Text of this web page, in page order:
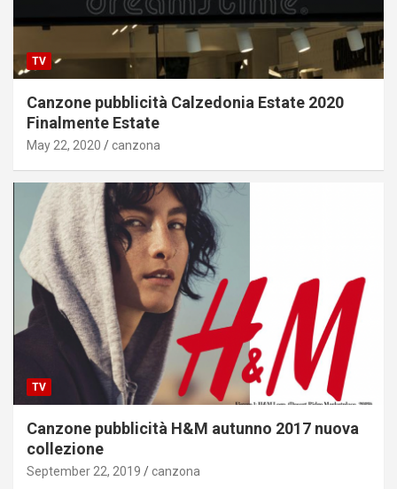
TV
Canzone pubblicità Calzedonia Estate 2020
Finalmente Estate
May 22, 2020 canzona
TV
Canzone pubblicità H&M autunno 2017 nuova
collezione
September 22, 2019 canzona